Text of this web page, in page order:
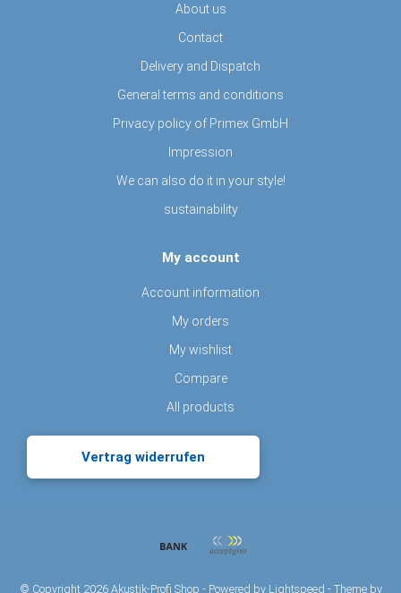
About us
Contact
Delivery and Dispatch
General terms and conditions
Privacy policy of Primex GmbH
Impression
We can also do it in your style!
sustainability
My account
Account information
My orders
My wishlist
Compare
All products
Vertrag widerrufen
© Copyright 2026 Akustik-Profi Shop - Powered by Lightspeed - Theme by